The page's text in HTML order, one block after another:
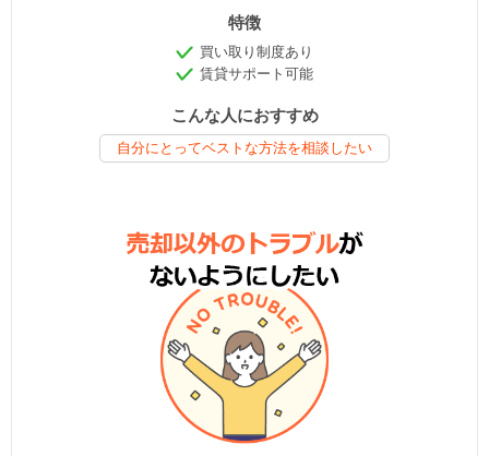
特徴
買い取り制度あり
賃貸サポート可能
こんな人におすすめ
自分にとってベストな方法を相談したい